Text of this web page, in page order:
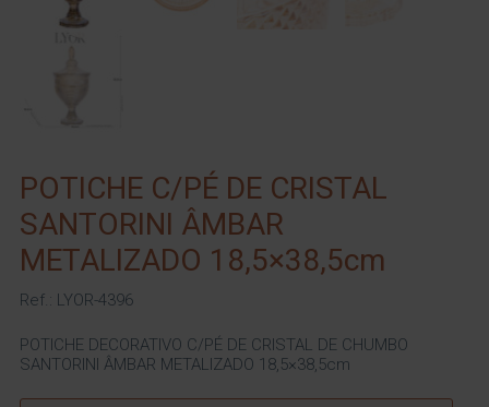
POTICHE C/PÉ DE CRISTAL
SANTORINI ÂMBAR
METALIZADO 18,5×38,5cm
Ref.: LYOR-4396
POTICHE DECORATIVO C/PÉ DE CRISTAL DE CHUMBO
SANTORINI ÂMBAR METALIZADO 18,5×38,5cm